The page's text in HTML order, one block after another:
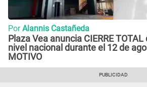
Por Alannis Castañeda
Plaza Vea anuncia CIERRE
nivel nacional durante el 12 de
MOTIVO